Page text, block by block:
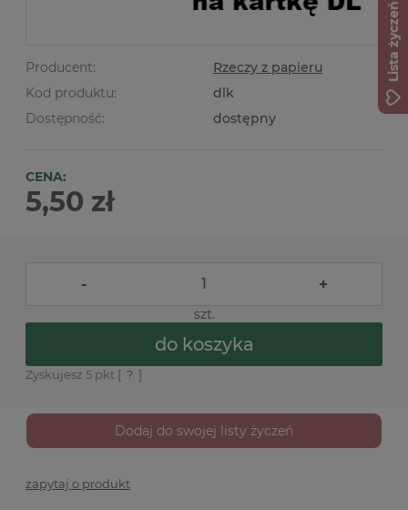
Producent:
Rzeczy z papieru
Kod produktu:
dlk
Dostępność:
dostępny
CENA:
5,50 zł
- +
szt.
do koszyka
Zyskujesz 5 pkt [ ? ]
Dodaj do swojej listy życzeń
zapytaj o produkt
Lista życzeń